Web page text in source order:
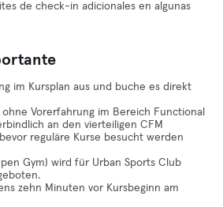
de check-in adicionales en algunas
im Kursplan aus und buche es direkt
Vorerfahrung im Bereich Functional
an den vierteiligen CFM
reguläre Kurse besucht werden
Gym) wird für Urban Sports Club
zehn Minuten vor Kursbeginn am